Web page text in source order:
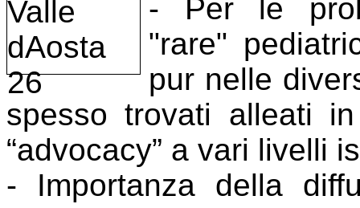
- Per le
"rare"
pur nelle
spesso trovati alleati
“advocacy” a vari livelli
- Importanza della